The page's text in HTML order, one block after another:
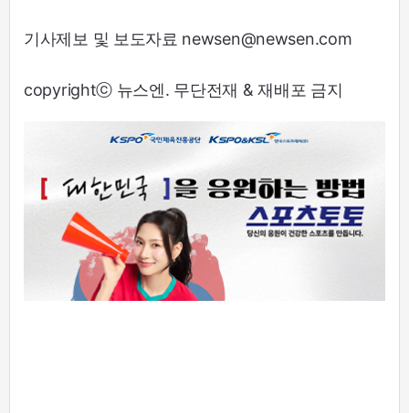
기사제보 및 보도자료 newsen@newsen.com
copyrightⓒ 뉴스엔. 무단전재 & 재배포 금지